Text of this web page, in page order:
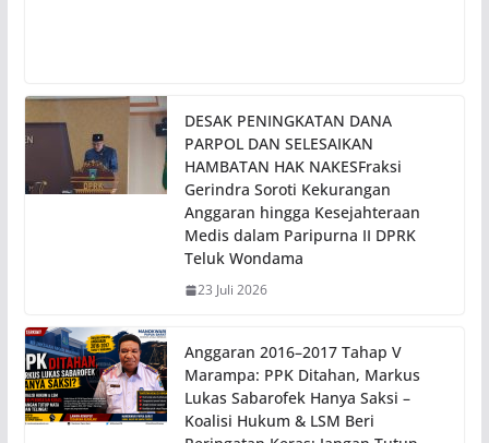
DESAK PENINGKATAN DANA
PARPOL DAN SELESAIKAN
HAMBATAN HAK NAKESFraksi
Gerindra Soroti Kekurangan
Anggaran hingga Kesejahteraan
Medis dalam Paripurna II DPRK
Teluk Wondama
23 Juli 2026
Anggaran 2016–2017 Tahap V
Marampa: PPK Ditahan, Markus
Lukas Sabarofek Hanya Saksi –
Koalisi Hukum & LSM Beri